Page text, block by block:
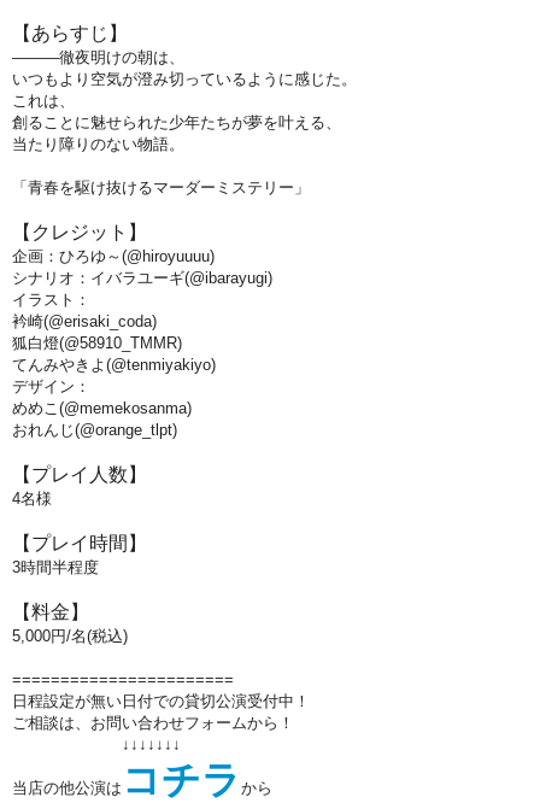
【あらすじ】
―――徹夜明けの朝は、
いつもより空気が澄み切っているように感じた。
これは、
創ることに魅せられた少年たちが夢を叶える、
当たり障りのない物語。
「青春を駆け抜けるマーダーミステリー」
【クレジット】
企画：ひろゆ～(@hiroyuuuu)
シナリオ：イバラユーギ(@ibarayugi)
イラスト：
衿崎(@erisaki_coda)
狐白燈(@58910_TMMR)
てんみやきよ(@tenmiyakiyo)
デザイン：
めめこ(@memekosanma)
おれんじ(@orange_tlpt)
【プレイ人数】
4名様
【プレイ時間】
3時間半程度
【料金】
5,000円/名(税込)
=======================
日程設定が無い日付での貸切公演受付中！
ご相談は、お問い合わせフォームから！
↓↓↓↓↓↓↓
当店の他公演は コチラ から